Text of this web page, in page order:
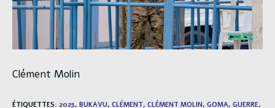
Clément Molin
ÉTIQUETTES: 2025, BUKAVU, CLÉMENT, CLÉMENT MOLIN, GOMA, GUERRE,